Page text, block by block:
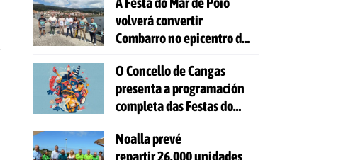
volverá convertir
Combarro no epicentro da
O Concello de Cangas
presenta a programación
completa das Festas do
Noalla prevé
repartir 26.000 unidades